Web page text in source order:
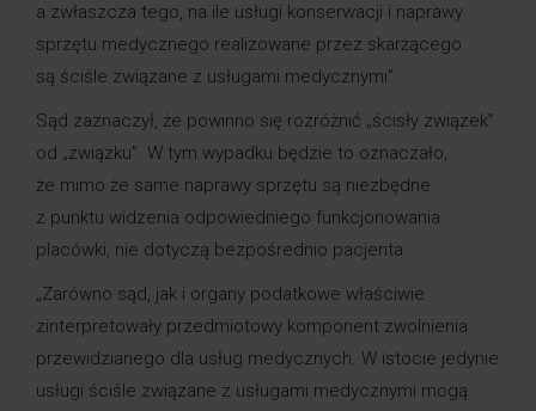
a zwłaszcza tego, na ile usługi konserwacji i naprawy
sprzętu medycznego realizowane przez skarżącego
są ściśle związane z usługami medycznymi”.
Sąd zaznaczył, że powinno się rozróżnić „ścisły związek”
od „związku”. W tym wypadku będzie to oznaczało,
że mimo że same naprawy sprzętu są niezbędne
z punktu widzenia odpowiedniego funkcjonowania
placówki, nie dotyczą bezpośrednio pacjenta.
„Zarówno sąd, jak i organy podatkowe właściwie
zinterpretowały przedmiotowy komponent zwolnienia
przewidzianego dla usług medycznych. W istocie jedynie
usługi ściśle związane z usługami medycznymi mogą